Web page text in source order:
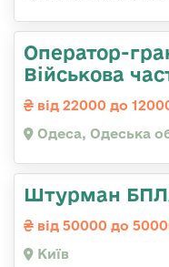
Оператор-
Військова
від 22000 до
Одеса, Одеська
Штурман
від 50000 до
Київ